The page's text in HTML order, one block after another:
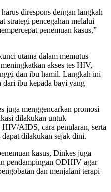
direspons dengan langkah
strategi pencegahan melalui
penemuan kasus,”
utama dalam memutus
akses tes HIV,
dan ibu hamil. Langkah ini
dari ibu kepada bayi yang
juga menggencarkan promosi
dilakukan untuk
HIV/AIDS, cara penularan, serta
dilakukan sejak dini.
kasus, Dinkes juga
pendampingan ODHIV agar
dan menjalani terapi